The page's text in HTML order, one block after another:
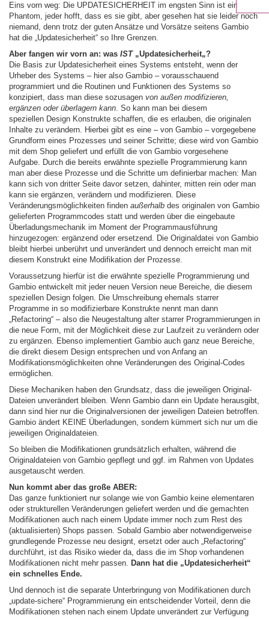
Eins vorn weg: Die UPDATESICHERHEIT im engsten Sinn ist ein
Phantom, jeder hofft, dass es sie gibt, aber gesehen hat sie leider noch
niemand, denn trotz der guten Ansätze und Vorsätze seitens Gambio
hat die „Updatesicherheit“ so Ihre Grenzen.
Aber fangen wir vorn an: was IST„Updatesicherheit„?
Die Basis zur Updatesicherheit eines Systems entsteht, wenn der
Urheber des Systems – hier also Gambio – vorausschauend
programmiert und die Routinen und Funktionen des Systems so
konzipiert, dass man diese sozusagen von außen modifizieren,
ergänzen oder überlagern kann. So kann man bei diesem
speziellen Design Konstrukte schaffen, die es erlauben, die originalen
Inhalte zu verändern. Hierbei gibt es eine – von Gambio – vorgegebene
Grundform eines Prozesses und seiner Schritte; diese wird von Gambio
mit dem Shop geliefert und erfüllt die von Gambio vorgesehene
Aufgabe. Durch die bereits erwähnte spezielle Programmierung kann
man aber diese Prozesse und die Schritte um definierbar machen: Man
kann sich von dritter Seite davor setzen, dahinter, mitten rein oder man
kann sie ergänzen, verändern und modifizieren. Diese
Veränderungsmöglichkeiten finden außerhalb des originalen von Gambio
gelieferten Programmcodes statt und werden über die eingebaute
Überladungsmechanik im Moment der Programmausführung
hinzugezogen: ergänzend oder ersetzend. Die Originaldatei von Gambio
bleibt hierbei unberührt und unverändert und dennoch erreicht man mit
diesem Konstrukt eine Modifikation der Prozesse.
Voraussetzung hierfür ist die erwähnte spezielle Programmierung und
Gambio entwickelt mit jeder neuen Version neue Bereiche, die diesem
speziellen Design folgen. Die Umschreibung ehemals starrer
Programme in so modifizierbare Konstrukte nennt man dann
„Refactoring“ – also die Neugestaltung alter starrer Programmierungen in
die neue Form, mit der Möglichkeit diese zur Laufzeit zu verändern oder
zu ergänzen. Ebenso implementiert Gambio auch ganz neue Bereiche,
die direkt diesem Design entsprechen und von Anfang an
Modifikationsmöglichkeiten ohne Veränderungen des Original-Codes
ermöglichen.
Diese Mechaniken haben den Grundsatz, dass die jeweiligen Original-
Dateien unverändert bleiben. Wenn Gambio dann ein Update herausgibt,
dann sind hier nur die Originalversionen der jeweiligen Dateien betroffen.
Gambio ändert KEINE Überladungen, sondern kümmert sich nur um die
jeweiligen Originaldateien.
So bleiben die Modifikationen grundsätzlich erhalten, während die
Originaldateien von Gambio gepflegt und ggf. im Rahmen von Updates
ausgetauscht werden.
Nun kommt aber das große ABER:
Das ganze funktioniert nur solange wie von Gambio keine elementaren
oder strukturellen Veränderungen geliefert werden und die gemachten
Modifikationen auch nach einem Update immer noch zum Rest des
(aktualisierten) Shops passen. Sobald Gambio aber notwendigerweise
grundlegende Prozesse neu designt, ersetzt oder auch „Refactoring“
durchführt, ist das Risiko wieder da, dass die im Shop vorhandenen
Modifikationen nicht mehr passen. Dann hat die „Updatesicherheit“
ein schnelles Ende.
Und dennoch ist die separate Unterbringung von Modifikationen durch
„update-sichere“ Programmierung ein entscheidender Vorteil, denn die
Modifikationen stehen nach einem Update unverändert zur Verfügung